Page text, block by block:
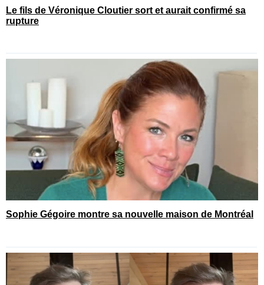
Le fils de Véronique Cloutier sort et aurait confirmé sa
rupture
Sophie Gégoire montre sa nouvelle maison de Montréal